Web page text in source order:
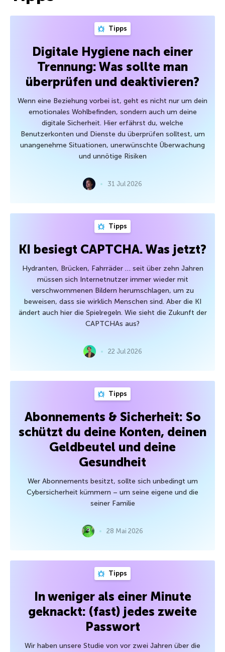
Tipps
Digitale Hygiene nach einer
Trennung: Was sollte man
überprüfen und deaktivieren?
Wenn eine Beziehung vorbei ist, geht es nicht nur um dein
emotionales Wohlbefinden, sondern auch um deine
digitale Sicherheit. Hier erfährst du, welche
Benutzerkonten und Dienste du überprüfen solltest, um
unangenehme Situationen, unerwünschte Überwachung
und unnötige Risiken
31 Jul 2026
Tipps
KI besiegt CAPTCHA. Was jetzt?
Hydranten, Brücken, Fahrräder … seit über zehn Jahren
müssen sich Internetnutzer immer wieder mit
verschwommenen Bildern herumschlagen, um zu
beweisen, dass sie wirklich Menschen sind. Aber die KI
ändert auch hier die Spielregeln. Wie sieht die Zukunft der
CAPTCHAs aus?
22 Jul 2026
Tipps
Abonnements & Sicherheit: So
schützt du deine Konten, deinen
Geldbeutel und deine
Gesundheit
Wer Abonnements besitzt, sollte sich unbedingt um
Cybersicherheit kümmern – um seine eigene und die
seiner Familie
28 Mai 2026
Tipps
In weniger als einer Minute
geknackt: (fast) jedes zweite
Passwort
Wir haben unsere Studie von vor zwei Jahren über die